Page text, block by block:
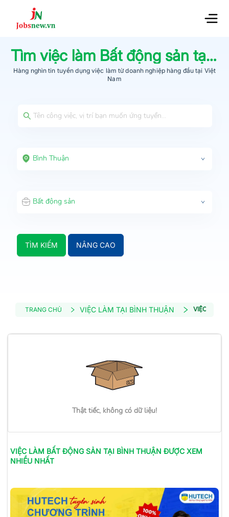
Tìm việc làm Bất động sản tại
Hàng nghìn tin tuyển dụng việc làm từdoanh nghiệp hàng đầu tại Việt
Nam
Bình Thuận
Bất động sản
TÌM KIẾM NÂNG CAO
TRANG CHỦ VIỆC LÀM TẠI BÌNH THUẬN VIỆC LÀM
Thật tiếc, không có dữ liệu!
VIỆC LÀM BẤT ĐỘNG SẢN TẠI BÌNH THUẬN ĐƯỢC XEM
NHIỀU NHẤT